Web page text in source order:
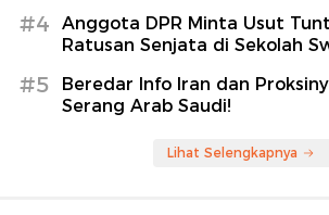
#4
Anggota DPR Minta Usut
Ratusan Senjata di Sekolah
#5
Beredar Info Iran dan
Serang Arab Saudi!
Lihat Selengkapnya